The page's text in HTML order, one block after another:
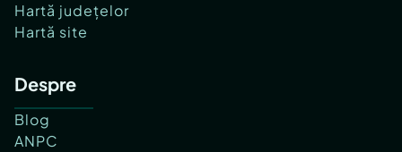
Hartă județelor
Hartă site
Despre
Blog
ANPC